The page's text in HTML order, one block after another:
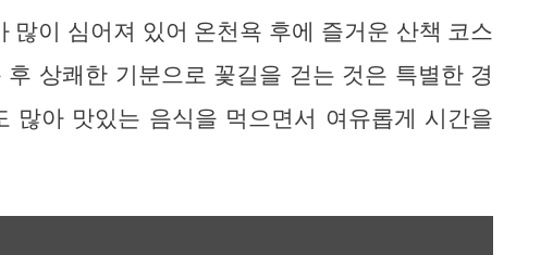
많이 심어져 있어 온천욕 후에 즐거운 산책 코스
상쾌한 기분으로 꽃길을 걷는 것은 특별한 경
많아 맛있는 음식을 먹으면서 여유롭게 시간을